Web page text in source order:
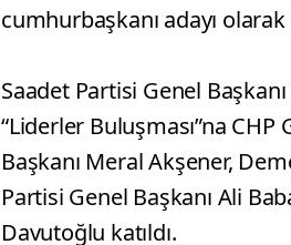
cumhurbaşkanı adayı olarak
Saadet Partisi Genel
“Liderler Buluşması”na CHP
Başkanı Meral Akşener,
Partisi Genel Başkanı Ali
Davutoğlu katıldı.